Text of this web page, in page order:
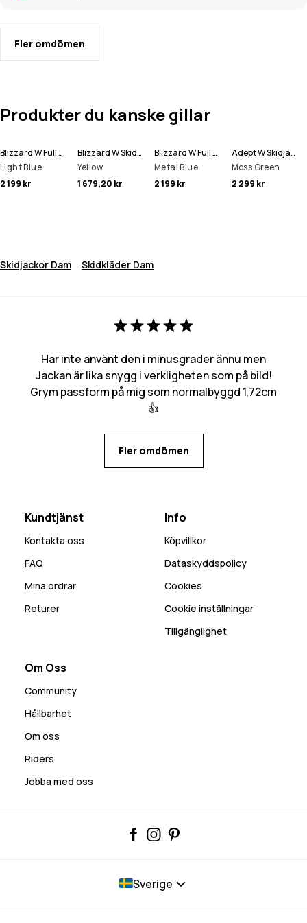
Fler omdömen
Produkter du kanske gillar
Blizzard W Full Zip Skidjacka Women
Light Blue
2 199 kr
Blizzard W Skidjacka Women
Yellow
1 679,20 kr
Blizzard W Full Zip Skidjacka Women
Metal Blue
2 199 kr
Adept W Skidjacka Women
Moss Green
2 299 kr
Skidjackor Dam Skidkläder Dam
Har inte använt den i minusgrader ännu men
Jackan är lika snygg i verkligheten som på bild!
Grym passform på mig som normalbyggd 1,72cm
👍
Fler omdömen
Kundtjänst
Kontakta oss
FAQ
Mina ordrar
Returer
Info
Köpvillkor
Dataskyddspolicy
Cookies
Cookie inställningar
Tillgänglighet
Om Oss
Community
Hållbarhet
Om oss
Riders
Jobba med oss
Sverige